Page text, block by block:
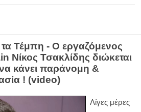
τα Τέμπη - Ο εργαζόμενος
Νίκος Τσακλίδης διώκεται
κάνει παράνομη &
! (video)
Λίγες μέρες